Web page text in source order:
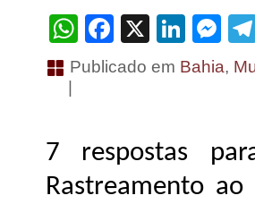
WhatsApp
Facebook
X
Publicado em Bahia,
7 respostas
Rastreamento